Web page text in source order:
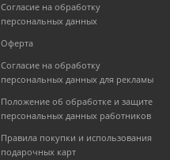
Согласие на обработку
персональных данных
Оферта
Согласие на обработку
персональных данных для рекламы
Положение об обработке и защите
персональных данных работников
Правила покупки и использования
подарочных карт